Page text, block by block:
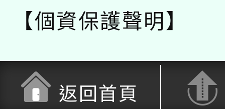
【個資保護聲明】
返回首頁